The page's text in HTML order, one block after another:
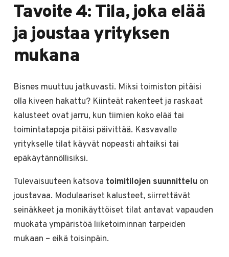
Tavoite 4: Tila, joka elää
ja joustaa yrityksen
mukana
Bisnes muuttuu jatkuvasti. Miksi toimiston pitäisi
olla kiveen hakattu? Kiinteät rakenteet ja raskaat
kalusteet ovat jarru, kun tiimien koko elää tai
toimintatapoja pitäisi päivittää. Kasvavalle
yritykselle tilat käyvät nopeasti ahtaiksi tai
epäkäytännöllisiksi.
Tulevaisuuteen katsova toimitilojen suunnitteluon
joustavaa. Modulaariset kalusteet, siirrettävät
seinäkkeet ja monikäyttöiset tilat antavat vapauden
muokata ympäristöä liiketoiminnan tarpeiden
mukaan – eikä toisinpäin.